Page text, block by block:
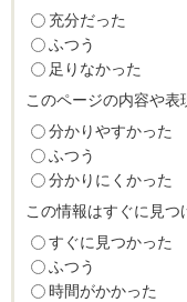
充分だった
ふつう
足りなかった
このページの内容や表
分かりやすかった
ふつう
分かりにくかった
この情報はすぐに見つ
すぐに見つかった
ふつう
時間がかかった